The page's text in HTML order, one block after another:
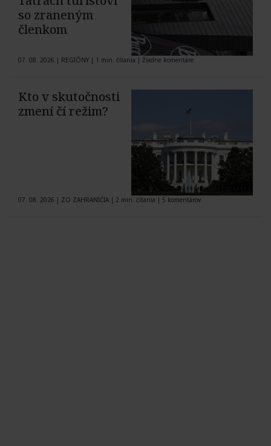
so zraneným
členkom
07. 08. 2026 | REGIÓNY | 1 min. čítania | Žiadne komentáre
Kto v skutočnosti
zmení čí režim?
07. 08. 2026 | ZO ZAHRANIČIA | 2 min. čítania | 5 komentárov